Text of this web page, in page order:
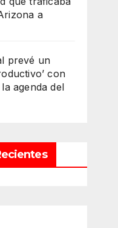
a
prevé un
con
agenda del